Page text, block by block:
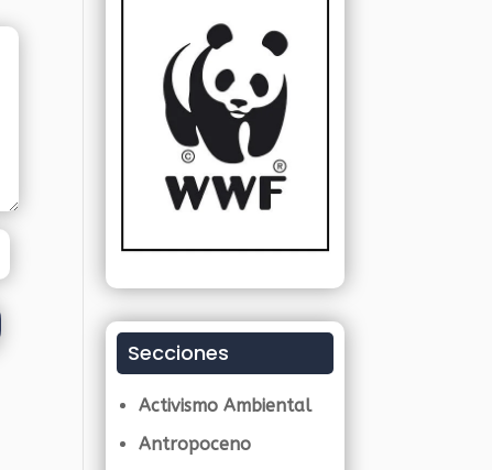
Secciones
Activismo Ambiental
Antropoceno